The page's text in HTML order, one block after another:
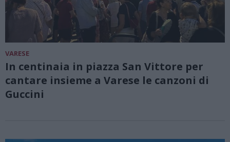
VARESE
In centinaia in piazza San Vittore per
cantare insieme a Varese le canzoni di
Guccini